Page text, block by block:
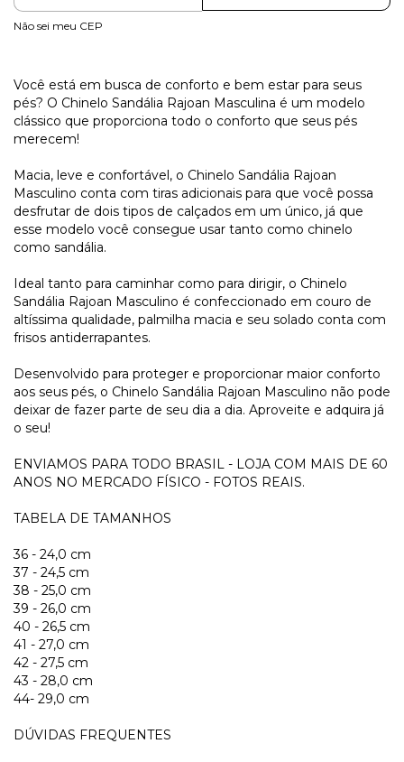
Não sei meu CEP
Você está em busca de conforto e bem estar para seus
pés? O Chinelo Sandália Rajoan Masculina é um modelo
clássico que proporciona todo o conforto que seus pés
merecem!
Macia, leve e confortável, o Chinelo Sandália Rajoan
Masculino conta com tiras adicionais para que você possa
desfrutar de dois tipos de calçados em um único, já que
esse modelo você consegue usar tanto como chinelo
como sandália.
Ideal tanto para caminhar como para dirigir, o Chinelo
Sandália Rajoan Masculino é confeccionado em couro de
altíssima qualidade, palmilha macia e seu solado conta com
frisos antiderrapantes.
Desenvolvido para proteger e proporcionar maior conforto
aos seus pés, o Chinelo Sandália Rajoan Masculino não pode
deixar de fazer parte de seu dia a dia. Aproveite e adquira já
o seu!
ENVIAMOS PARA TODO BRASIL - LOJA COM MAIS DE 60
ANOS NO MERCADO FÍSICO - FOTOS REAIS.
TABELA DE TAMANHOS
36 - 24,0 cm
37 - 24,5 cm
38 - 25,0 cm
39 - 26,0 cm
40 - 26,5 cm
41 - 27,0 cm
42 - 27,5 cm
43 - 28,0 cm
44- 29,0 cm
DÚVIDAS FREQUENTES